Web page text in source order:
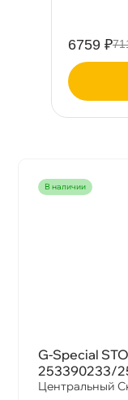
6759 ₽
наличии
G-Special
253390233/
Центральный